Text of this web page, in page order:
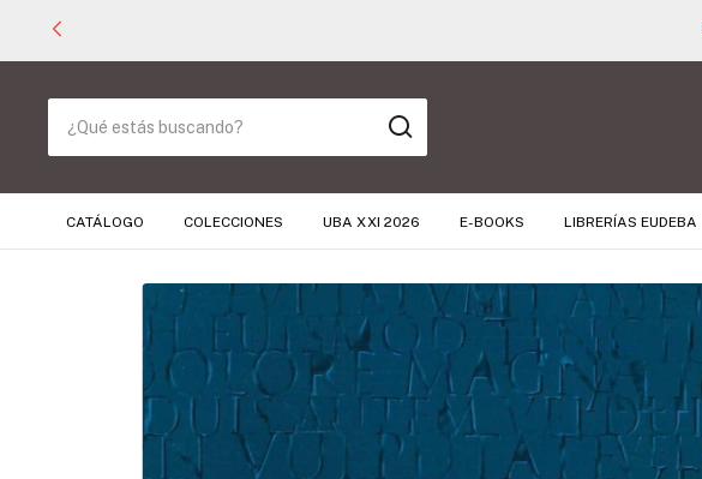
CATÁLOGO COLECCIONES UBA XXI 2026 E-BOOKS LIBRERÍAS EUDEBA